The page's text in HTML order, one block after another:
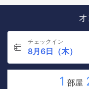
チェックイン
8月6日（木）
1 部屋